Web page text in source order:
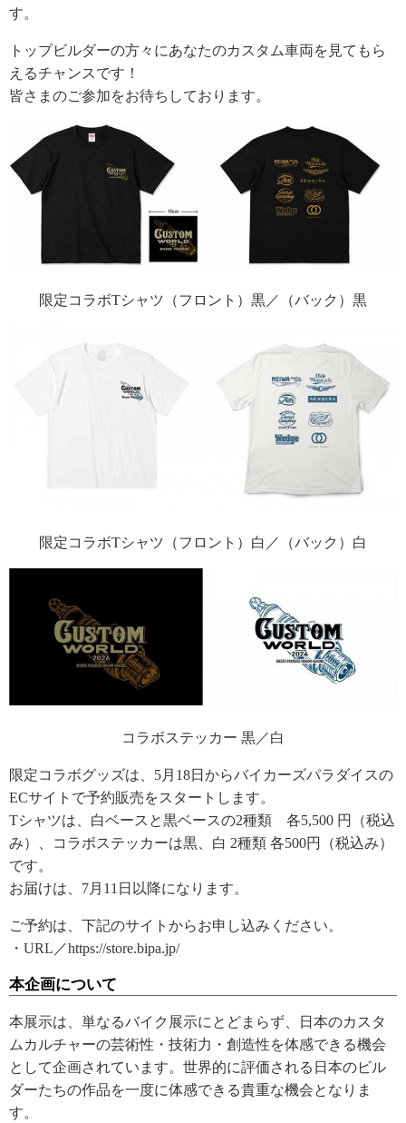
す。
トップビルダーの方々にあなたのカスタム車両を見てもら
えるチャンスです！
皆さまのご参加をお待ちしております。
限定コラボTシャツ（フロント）黒／（バック）黒
限定コラボTシャツ（フロント）白／（バック）白
コラボステッカー 黒／白
限定コラボグッズは、5月18日からバイカーズパラダイスの
ECサイトで予約販売をスタートします。
Tシャツは、白ベースと黒ベースの2種類 各5,500 円（税込
み）、コラボステッカーは黒、白 2種類 各500円（税込み）
です。
お届けは、7月11日以降になります。
ご予約は、下記のサイトからお申し込みください。
・URL／https://store.bipa.jp/
本企画について
本展示は、単なるバイク展示にとどまらず、日本のカスタ
ムカルチャーの芸術性・技術力・創造性を体感できる機会
として企画されています。世界的に評価される日本のビル
ダーたちの作品を一度に体感できる貴重な機会となりま
す。